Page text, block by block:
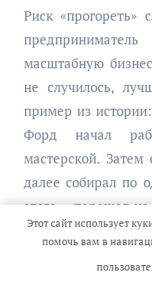
Риск «прогореть»
масштабную
не случилось,
пример из
Форд начал
мастерской.
далее собирал по
этого – перешел
То есть
ему не
Этот сайт использует
помочь вам в